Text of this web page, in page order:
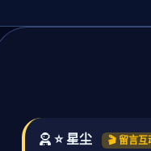
⭐ 星尘 🎬 留言